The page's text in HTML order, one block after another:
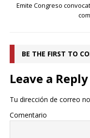
Emite Congreso
BE THE FIRST TO
Leave a Reply
Tu dirección de correo
Comentario